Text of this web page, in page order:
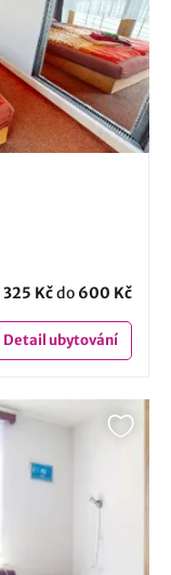
325 Kčdo 600 Kč
Detailubytování